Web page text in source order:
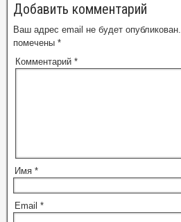
Добавить комментарий
Ваш адрес email не будет опубликован.
помечены *
Комментарий *
Имя *
Email *